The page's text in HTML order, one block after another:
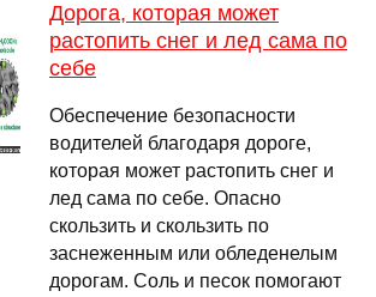
Дорога, которая может
растопить снег и лед сама по
себе
Обеспечение безопасности
водителей благодаря дороге,
которая может растопить снег и
лед сама по себе. Опасно
скользить и скользить по
заснеженным или обледенелым
дорогам. Соль и песок помогают